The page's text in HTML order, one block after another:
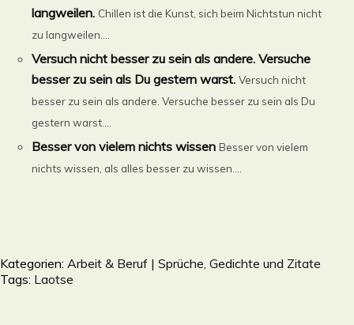
langweilen. Chillen ist die Kunst, sich beim Nichtstun nicht
zu langweilen....
Versuch nicht besser zu sein als andere. Versuche
besser zu sein als Du gestern warst. Versuch nicht
besser zu sein als andere. Versuche besser zu sein als Du
gestern warst....
Besser von vielem nichts wissen Besser von vielem
nichts wissen, als alles besser zu wissen....
Kategorien: Arbeit & Beruf | Sprüche, Gedichte und Zitate
Tags: Laotse